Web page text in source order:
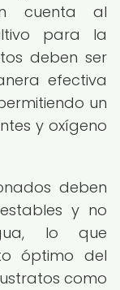
cuenta al
para la
deben ser
efectiva
un
y oxígeno
deben
y no
lo que
óptimo del
como